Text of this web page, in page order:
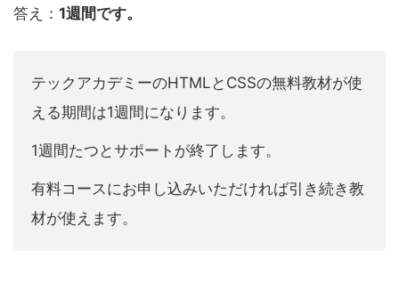
答え： 1週間です。
テックアカデミーのHTMLとCSSの無料教材が使
える期間は1週間になります。
1週間たつとサポートが終了します。
有料コースにお申し込みいただければ引き続き教
材が使えます。